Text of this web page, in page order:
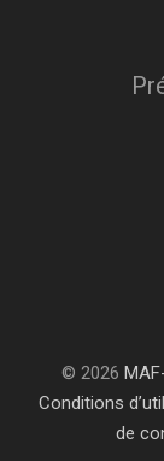
© 2026
Conditions
de